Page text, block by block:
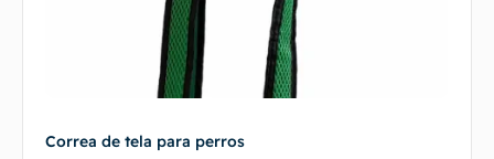
Correa de tela para perros